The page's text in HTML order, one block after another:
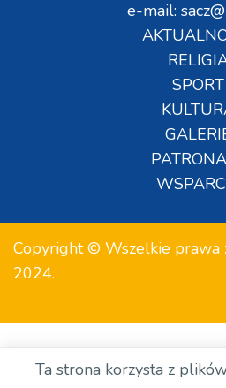
e-mail:
SPORT
Copyright © Wszelkie prawa
2024.
Ta strona korzysta z